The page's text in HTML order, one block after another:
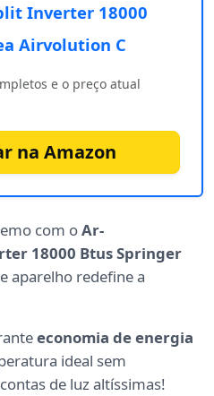
Inverter 18000
Airvolution C
e o preço atual
na Amazon
com oAr-
18000 Btus Springer
aparelho redefine a
economia de energia
ideal sem
de luz altíssimas!